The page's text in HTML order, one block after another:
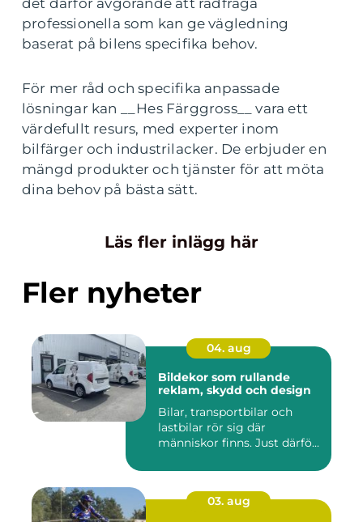
det därför avgörande att rådfråga
professionella som kan ge vägledning
baserat på bilens specifika behov.
För mer råd och specifika anpassade
lösningar kan __Hes Färggross__ vara ett
värdefullt resurs, med experter inom
bilfärger och industrilacker. De erbjuder en
mängd produkter och tjänster för att möta
dina behov på bästa sätt.
Läs fler inlägg här
Fler nyheter
04. aug
Bildekor som rullande
reklam, skydd och design
Bilar, transportbilar och
lastbilar rör sig där
människor finns. Just därfö...
03. aug